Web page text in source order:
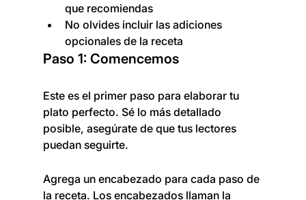
que recomiendas
No olvides incluir las adiciones
opcionales de la receta
Paso 1: Comencemos
Este es el primer paso para elaborar tu
plato perfecto. Sé lo más detallado
posible, asegúrate de que tus lectores
puedan seguirte.
Agrega un encabezado para cada paso de
la receta. Los encabezados llaman la